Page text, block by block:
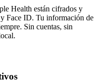
Health están cifrados y
Face ID. Tu información de
Sin cuentas, sin